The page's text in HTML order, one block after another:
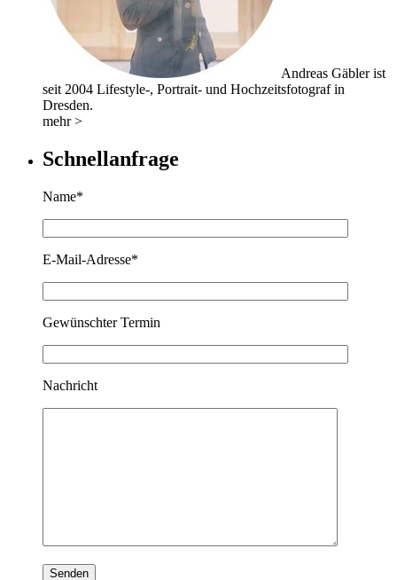
Andreas Gäbler ist
seit 2004 Lifestyle-, Portrait- und Hochzeitsfotograf in
Dresden.
mehr >
Schnellanfrage
Name*
E-Mail-Adresse*
Gewünschter Termin
Nachricht